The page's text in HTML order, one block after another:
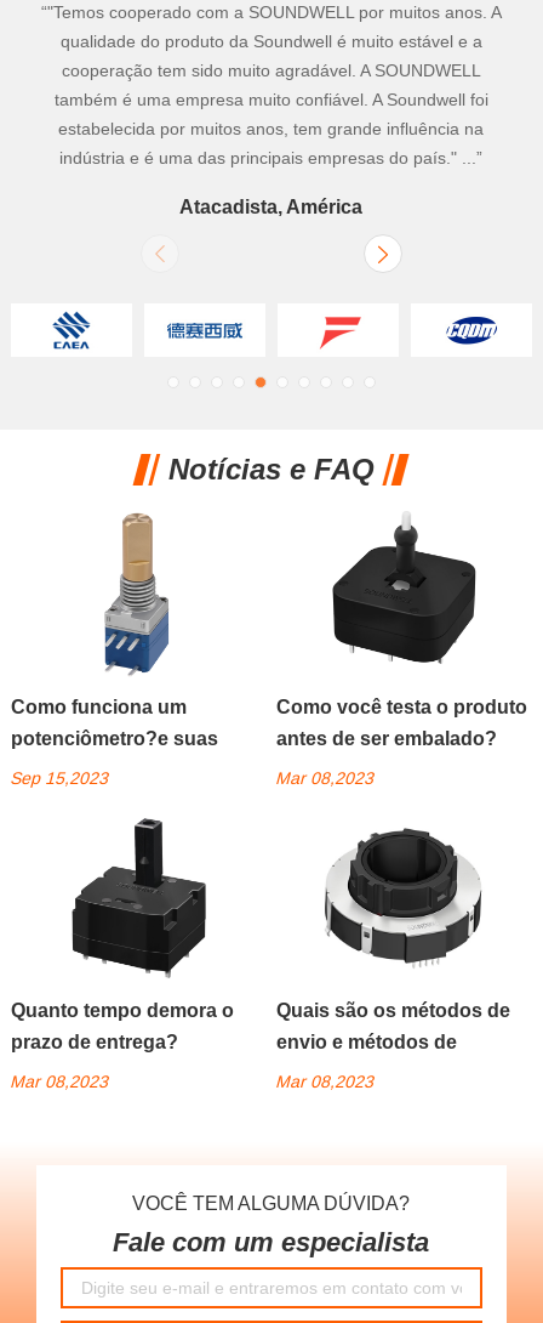
“"Temos cooperado com a SOUNDWELL por muitos anos. A
qualidade do produto da Soundwell é muito estável e a
cooperação tem sido muito agradável. A SOUNDWELL
também é uma empresa muito confiável. A Soundwell foi
estabelecida por muitos anos, tem grande influência na
indústria e é uma das principais empresas do país." ...”
Atacadista, América
Notícias e FAQ
Como funciona um
potenciômetro?e suas
aplicações
Sep 15,2023
Como você testa o produto
antes de ser embalado?
Mar 08,2023
Quanto tempo demora o
prazo de entrega?
Mar 08,2023
Quais são os métodos de
envio e métodos de
pagamento?
Mar 08,2023
VOCÊ TEM ALGUMA DÚVIDA?
Fale com um especialista